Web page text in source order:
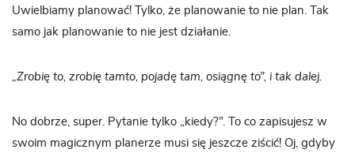
Uwielbiamy planować! Tylko, że planowanie to nie plan. Tak
samo jak planowanie to nie jest działanie.
„Zrobię to, zrobię tamto, pojadę tam, osiągnę to”, i tak dalej.
No dobrze, super. Pytanie tylko „kiedy?”. To co zapisujesz w
swoim magicznym planerze musi się jeszcze ziścić! Oj, gdyby